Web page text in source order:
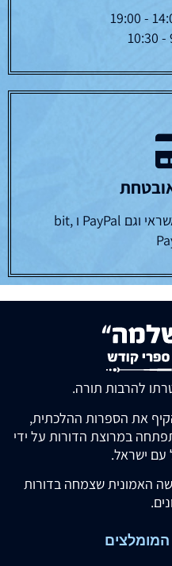
עובדים עם כל כרטיסי האשראי וגם PayPal ו bit,
להרבות תורה.
את הספרות ההלכתית,
במרוצת הדורות על ידי
עם ישראל.
האמונית שצמחה בדורות
המומלצים